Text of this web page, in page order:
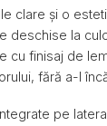
clare și o
deschise la
cu finisaj de
fără a-l
pe